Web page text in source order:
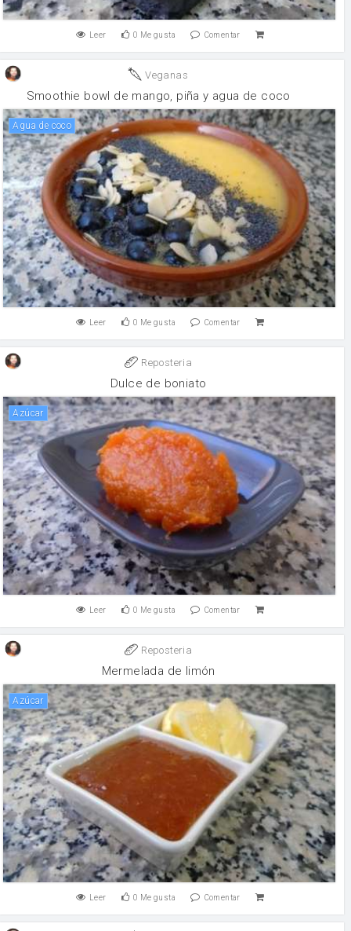
Leer 0 Me gusta Comentar
Veganas
Smoothie bowl de mango, piña y agua de coco
agua de coco
Leer 0 Me gusta Comentar
Reposteria
Dulce de boniato
Azúcar
Leer 0 Me gusta Comentar
Reposteria
Mermelada de limón
Azúcar
Leer 0 Me gusta Comentar